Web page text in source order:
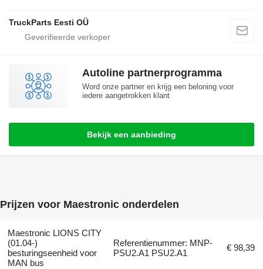
TruckParts Eesti OÜ
Autoline partnerprogramma
Word onze partner en krijg een beloning voor
iedere aangetrokken klant
Bekijk een aanbieding
Prijzen voor Maestronic onderdelen
Maestronic LIONS CITY
(01.04-)
besturingseenheid voor
MAN bus
Referentienummer: MNP-
PSU2.A1 PSU2.A1
€ 98,39